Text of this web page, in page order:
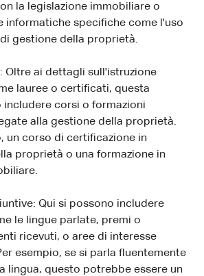
la legislazione immobiliare o
informatiche specifiche come l'uso
gestione della proprietà.
Oltre ai dettagli sull'istruzione
lauree o certificati, questa
includere corsi o formazioni
alla gestione della proprietà.
un corso di certificazione in
proprietà o una formazione in
Qui si possono includere
le lingue parlate, premi o
ricevuti, o aree di interesse
esempio, se si parla fluentemente
lingua, questo potrebbe essere un